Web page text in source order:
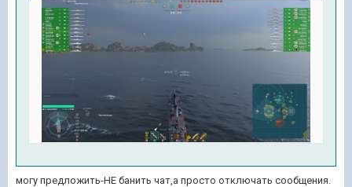
могу предложить-НЕ банить чат,а просто отключать сообщения.